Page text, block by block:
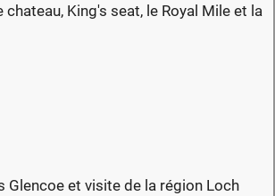
King's seat, le Royal Mile et la
Glencoe et visite de la région Loch